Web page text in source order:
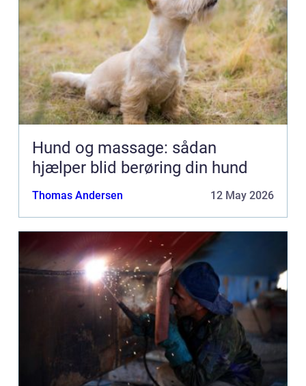
Hund og massage: sådan
hjælper blid berøring din hund
Thomas Andersen 12 May 2026